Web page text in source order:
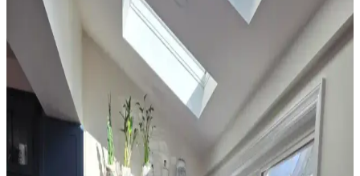
Yatak Odası Perde Seçimi ve Asma Teknikleri:
Estetik ve Fonksiyonel Yaklaşımlar
Yatak odası perdelerinde doğru seçim ve asma teknikleri, mekanın
estetiğini ve enerji verimliliğini artırır. Pelmet kullanımı ve uygun
perde çubuğu destekleriyle konfor sağlanır.
Sherwin Williams Cream & Sugar Duvar Rengine
Uyumlu Perde Seçimi ve Ton Çakışması Önleme
Yöntemleri